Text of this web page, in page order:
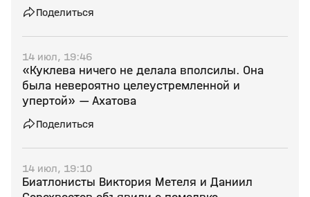
Поделиться
14 июл, 19:46
«Куклева ничего не делала вполсилы. Она
была невероятно целеустремленной и
упертой» — Ахатова
Поделиться
14 июл, 19:10
Биатлонисты Виктория Метеля и Даниил